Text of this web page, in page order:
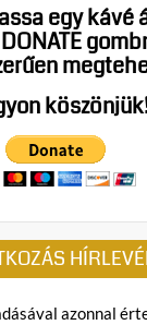
egy kávé
azonnal